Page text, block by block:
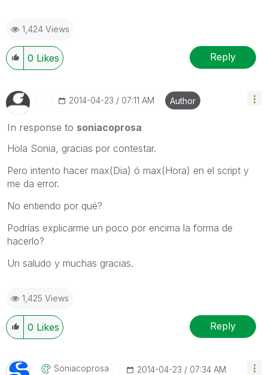
1,424 Views
0 Likes Reply
‎2014-04-23 07:11 AM Author
In response to soniacoprosa
Hola Sonia, gracias por contestar.
Pero intento hacer max(Dia) ó max(Hora) en el script y
me da error.
No entiendo por qué?
Podrías explicarme un poco por encima la forma de
hacerlo?
Un saludo y muchas gracias.
1,425 Views
0 Likes Reply
Soniacoprosa ‎2014-04-23 07:34 AM